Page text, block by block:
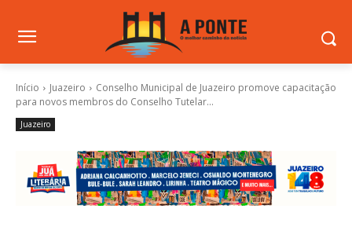
Início Juazeiro
Conselho Municipal de Juazeiro promove capacitação
para novos membros do Conselho Tutelar...
Juazeiro